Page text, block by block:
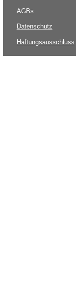
AGBs
Datenschutz
Haftungsausschluss